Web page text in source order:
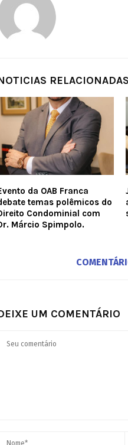
RELACIONADAS
da OAB Franca
temas polêmicos do
Condominial com
Márcio Spimpolo.
UM COMENTÁRIO